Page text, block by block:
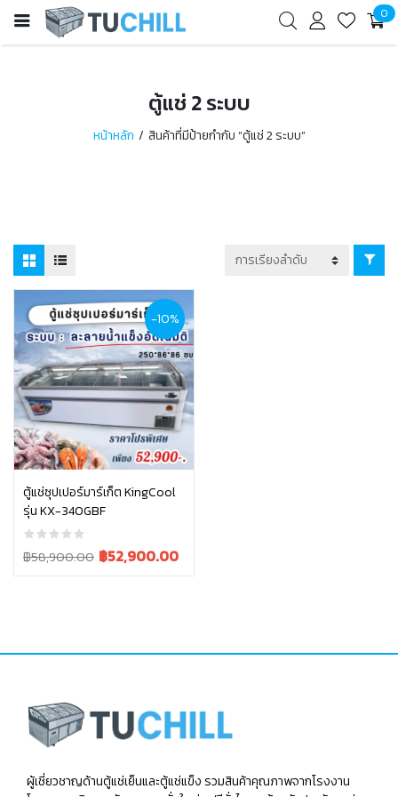
0
ตู้แช่ 2 ระบบ
หน้าหลัก สินค้าที่มีป้ายกำกับ “ตู้แช่ 2 ระบบ”
-10%
ตู้แช่ซุปเปอร์มาร์เก็ต KingCool
รุ่น KX-340GBF
฿58,900.00
Original
฿52,900.00
Current
หยิบใส่ตะกร้า
ผู้เชี่ยวชาญด้านตู้แช่เย็นและตู้แช่แข็ง รวมสินค้าคุณภาพจากโรงงาน